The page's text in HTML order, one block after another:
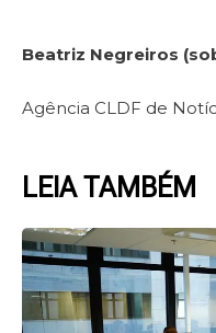
Beatriz Negreiros
Agência CLDF de
LEIA TAMBÉM